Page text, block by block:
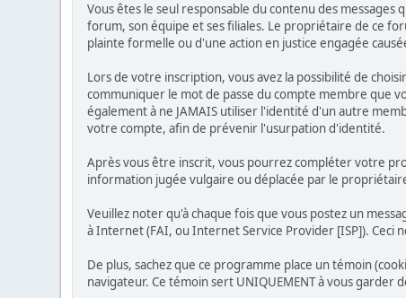
Vous êtes le seul responsable du contenu des
forum, son équipe et ses filiales. Le propriétaire de ce
plainte formelle ou d'une action en justice engagée
Lors de votre inscription, vous avez la possibilité de
communiquer le mot de passe du compte membre que
également à ne JAMAIS utiliser l'identité d'un autre
votre compte, afin de prévenir l'usurpation d'identité.
Après vous être inscrit, vous pourrez compléter votre
information jugée vulgaire ou déplacée par le
Veuillez noter qu'à chaque fois que vous postez un
à Internet (FAI, ou Internet Service Provider [ISP]). Ceci
De plus, sachez que ce programme place un témoin
navigateur. Ce témoin sert UNIQUEMENT à vous